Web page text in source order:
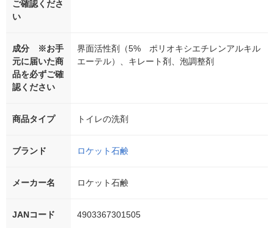
ご確認くださ
い
成分 ※お手
元に届いた商
品を必ずご確
認ください
界面活性剤（5% ポリオキシエチレンアルキル
エーテル）、キレート剤、泡調整剤
商品タイプ トイレの洗剤
ブランド ロケット石鹸
メーカー名 ロケット石鹸
JANコード 4903367301505